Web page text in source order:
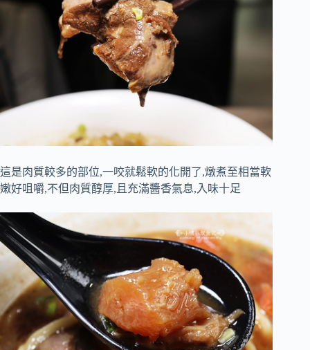
這是肉質較多的部位,一咬就鬆軟的化開了,燉煮至相當軟
嫩好咀嚼,不但肉質醇厚,且充滿醬香氣息,入味十足